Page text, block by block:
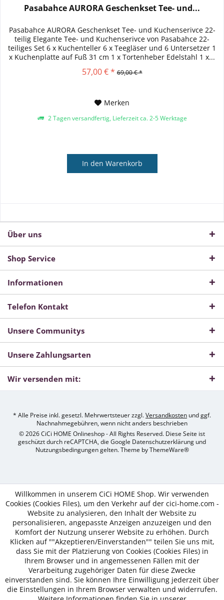
Pasabahce AURORA Geschenkset Tee- und...
Pasabahce AURORA Geschenkset Tee- und Kuchenserivce 22-
teilig Elegante Tee- und Kuchenserivce von Pasabahce 22-
teiliges Set 6 x Kuchenteller 6 x Teegläser und 6 Untersetzer 1
x Kuchenplatte auf Fuß 31 cm 1 x Tortenheber Edelstahl 1 x...
57,00 € * 69,00 € *
Merken
2 Tagen versandfertig, Lieferzeit ca. 2-5 Werktage
In den Warenkorb
Über uns
Shop Service
Informationen
Telefon Kontakt
Unsere Communitys
Unsere Zahlungsarten
Wir versenden mit:
* Alle Preise inkl. gesetzl. Mehrwertsteuer zzgl.Versandkosten und ggf.
Nachnahmegebühren, wenn nicht anders beschrieben
© 2026 CiCi HOME Onlineshop - All Rights Reserved. Diese Seite ist
geschützt durch reCAPTCHA, die Google Datenschutzerklärung und
Nutzungsbedingungen gelten. Theme byThemeWare®
Willkommen in unserem CiCi HOME Shop. Wir verwenden
Cookies (Cookies Files), um den Verkehr auf der cici-home.com -
Website zu analysieren, den Inhalt der Website zu
personalisieren, angepasste Anzeigen anzuzeigen und den
Komfort der Nutzung unserer Website zu erhöhen. Durch
Klicken auf ""Akzeptieren/Einverstanden"" teilen Sie uns mit,
dass Sie mit der Platzierung von Cookies (Cookies Files) in
Ihrem Browser und in angemessenen Fällen mit der
Verarbeitung zugehöriger Daten für diese Zwecke
einverstanden sind. Sie können Ihre Einwilligung jederzeit über
die Einstellungen in Ihrem Browser verwalten und widerrufen.